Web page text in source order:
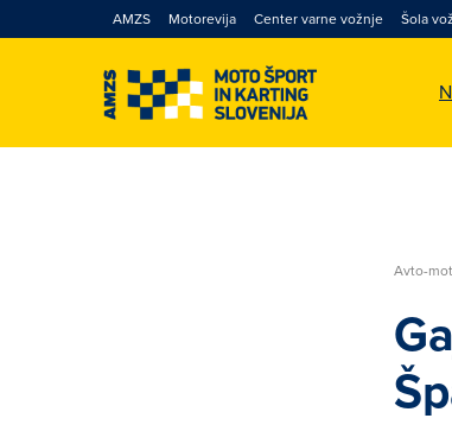
AMZS Motorevija Center varne vožnje Šola
Avto-